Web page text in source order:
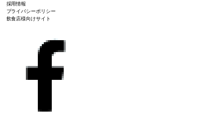
採用情報
プライバシーポリシー
飲食店様向けサイト